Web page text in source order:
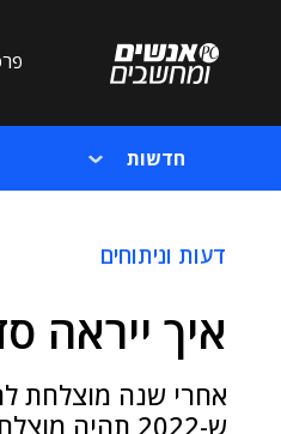
חדשות
דעות וניתוחים
איך ייראה
ש-2022